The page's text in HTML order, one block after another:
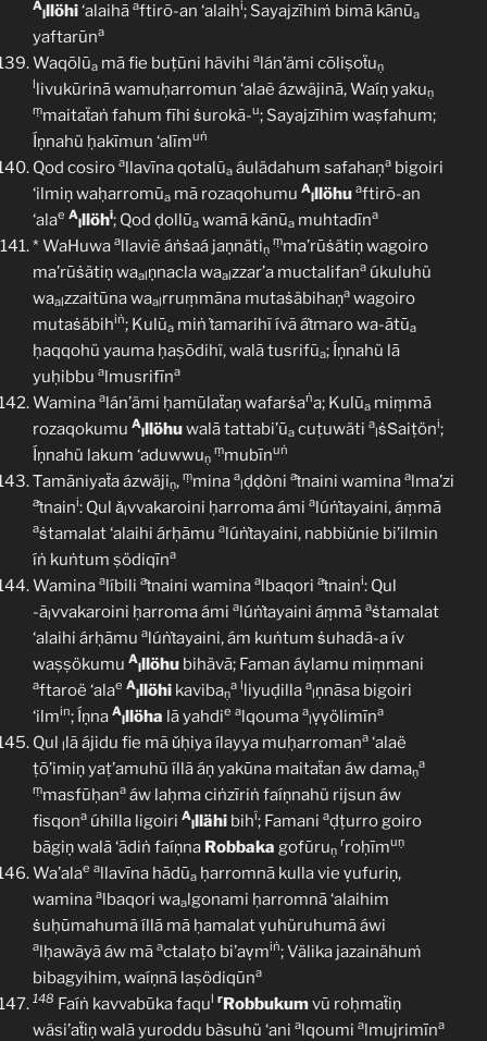
A
lllöhi‘alaihā aftirõ-an ‘alaihi; Sayajzīhiṁ bimā kānūa
yaftarūna
Waqōlūa mā fie buṭūni hävihi alán’ämi cōliṣoẗuṇ
llivukūrinā wamuḥarromun ‘alaẽ ázwäjinā, Waíṇ yakuṇ
ṃmaitaẗaṅ fahum fīhi ṡurokã-u; Sayajzīhim waṣfahum;
Íṇnahü ḥakīmun ‘alīmuṅ
Qod cosiro allavīna qotalũa áulädahum safahaņa bigoiri
‘ilmiṇ waḥarromūa mā rozaqohumu A
lllöhu aftirõ-an
‘alae A
lllöhi; Qod ḍollūa wamā kānūa muhtadīna
* WaHuwa allaviẽ áṅṡaá jaṇnätiṇ
ṃma’rūṡätiṇ wagoiro
ma’rūṡätiṇ waalṇnacla waalzzar’a muctalifana úkuluhü
waalzzaitūna waalrruṃmāna mutaṡäbihaṇa wagoiro
mutaṡäbihiṅ; Kulūa miṅ ṫamarihĩ ívã áṫmaro wa-ātūa
ḥaqqohü yauma ḥaṣōdihï, walā tusrifũa; Íṇnahü lā
yuḥibbu almusrifīna
Wamina alán’ämi ḥamūlaẗaṇ wafarṡaṅa; Kulūa miṃmā
rozaqokumu A
lllöhuwalā tattabi’ūa cuṭuwäti a
lṡṠaiṭöni;
Íṇnahü lakum ‘aduwwuṇ
ṃmubīnuṅ
Ṫamāniyaẗa ázwäjiṇ, ṃmina a
lḍḍòni aṫnaini wamina alma’zi
aṫnaini: Qul ǎlvvakaroini ḥarroma ámi alúṅṫayaini, áṃmā
aṡtamalat ‘alaihi árḥāmu alúṅṫayaini, nabbiǔnie bi’ilmin
íṅ kuṅtum ṣödiqīna
Wamina alíbili aṫnaini wamina albaqori aṫnaini: Qul
-ãlvvakaroini ḥarroma ámi alúṅṫayaini áṃmā aṡtamalat
‘alaihi árḥāmu alúṅṫayaini, ám kuṅtum ṡuhadã-a ív
waṣṣökumu A
lllöhu bihävā; Faman áṿlamu miṃmani
aftaroë ‘alae A
lllöhi kavibaṇ
a lliyuḍilla a
lṇnāsa bigoiri
‘ilmin; Íṇna A
lllöha lā yahdie alqouma a
lṿṿölimīna
Qul llã ájidu fie mã ǔḥiya ílayya muḥarromana ‘alaë
ṭō’imiṇ yaṭ’amuhũ íllã áṇ yakūna maitaẗan áw damaṇ
a
ṃmasfūḥana áw laḥma ciṅzīriṅ faíṇnahü rijsun áw
fisqona úhilla ligoiri A
lllähi bihï; Famani aḍṭurro goiro
bāgiṇ walā ‘ādiṅ faíṇna Robbaka gofūruṇ
rroḥīmuṇ
Wa’alae allavīna hādūa ḥarromnā kulla vie ṿufuriṇ,
wamina albaqori waalgonami ḥarromnā ‘alaihim
ṡuḥūmahumã íllā mā ḥamalat ṿuhüruhumã áwi
alḥawāyã áw mā actalaṭo bi’aṿmiṅ; Välika jazainähuṁ
bibagyihim, waíṇnā laṣödiqūna
148 Faíṅ kavvabūka faqul rRobbukumvū roḥmaẗiṇ
wäsi’aẗiṇ walā yuroddu bàsuhü ‘ani alqoumi almujrimīna